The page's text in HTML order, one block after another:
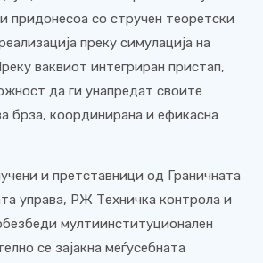
придонесоа со стручен теоретски
преку симулација на
ваквиот интегриран пристап,
да ги унапредат своите
брза, координирана и ефикасна
и претставници од Граничната
управа, РЖ Техничка контрола и
мултиинституционален
се зајакна меѓусебната